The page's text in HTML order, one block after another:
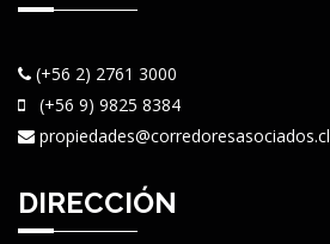
(+56 2) 2761 3000
(+56 9) 9825 8384
propiedades@corredoresasociados.cl
DIRECCIÓN